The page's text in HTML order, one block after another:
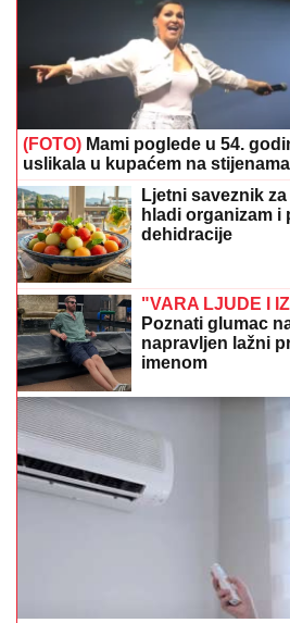
(FOTO) Mami poglede u 54.
uslikala u kupaćem na stijenama
Ljetni saveznik
hladi organizam i
dehidracije
"VARA LJUDE I
Poznati glumac
napravljen lažni
imenom